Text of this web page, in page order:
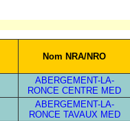
Nom NRA/NRO
ABERGEMENT-LA-
RONCE CENTRE MED
ABERGEMENT-LA-
RONCE TAVAUX MED